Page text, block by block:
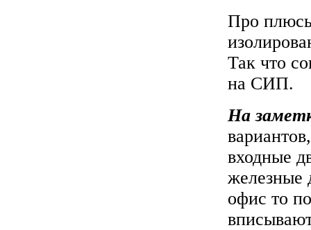
Про
Так что
на СИП.
На
входные
железные
офис то